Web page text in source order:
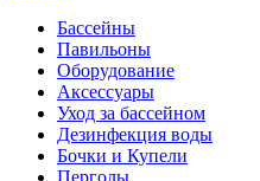
Бассейны
Павильоны
Оборудование
Аксессуары
Уход за бассейном
Дезинфекция воды
Бочки и Купели